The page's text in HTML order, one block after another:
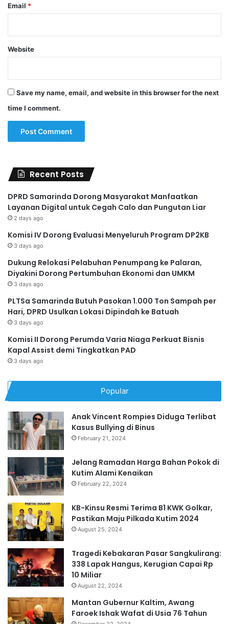
Email *
Website
Save my name, email, and website in this browser for the next
time I comment.
Recent Posts
DPRD Samarinda Dorong Masyarakat Manfaatkan
Layanan Digital untuk Cegah Calo dan Pungutan Liar
2 days ago
Komisi IV Dorong Evaluasi Menyeluruh Program DP2KB
3 days ago
Dukung Relokasi Pelabuhan Penumpang ke Palaran,
Diyakini Dorong Pertumbuhan Ekonomi dan UMKM
3 days ago
PLTSa Samarinda Butuh Pasokan 1.000 Ton Sampah per
Hari, DPRD Usulkan Lokasi Dipindah ke Batuah
3 days ago
Komisi II Dorong Perumda Varia Niaga Perkuat Bisnis
Kapal Assist demi Tingkatkan PAD
3 days ago
Popular
Anak Vincent Rompies Diduga Terlibat
Kasus Bullying di Binus
February 21, 2024
Jelang Ramadan Harga Bahan Pokok di
Kutim Alami Kenaikan
February 22, 2024
KB-Kinsu Resmi Terima B1 KWK Golkar,
Pastikan Maju Pilkada Kutim 2024
August 25, 2024
Tragedi Kebakaran Pasar Sangkulirang:
338 Lapak Hangus, Kerugian Capai Rp
10 Miliar
August 22, 2024
Mantan Gubernur Kaltim, Awang
Faroek Ishak Wafat di Usia 76 Tahun